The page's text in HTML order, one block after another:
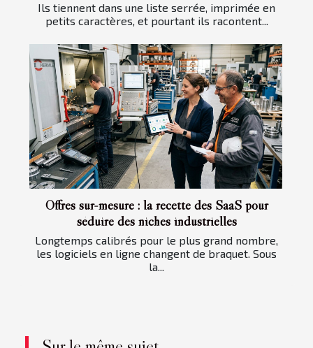
Ils tiennent dans une liste serrée, imprimée en
petits caractères, et pourtant ils racontent...
Offres sur-mesure : la recette des SaaS pour
séduire des niches industrielles
Longtemps calibrés pour le plus grand nombre,
les logiciels en ligne changent de braquet. Sous
la...